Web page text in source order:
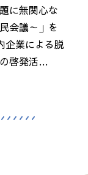
に無関心な
会議～」を
企業による脱
啓発活…